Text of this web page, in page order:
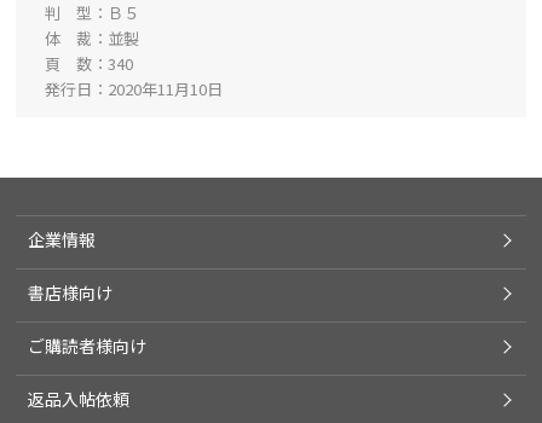
判 型
Ｂ５
体 裁
並製
頁 数
340
発行日
2020年11月10日
企業情報
書店様向け
ご購読者様向け
返品入帖依頼